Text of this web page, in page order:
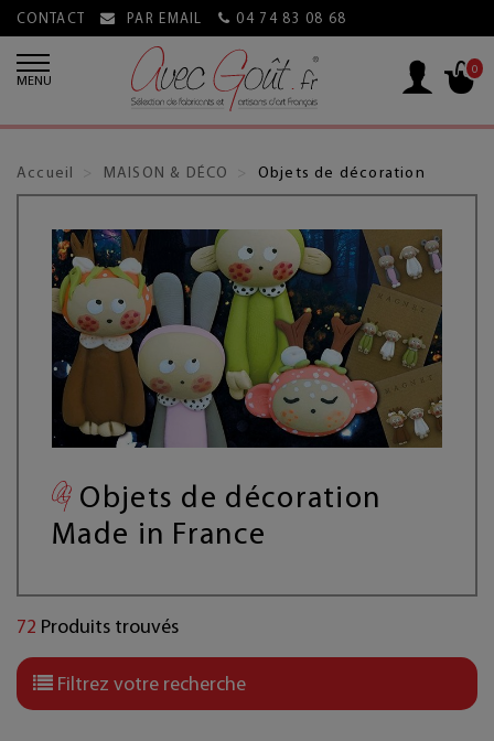
CONTACT PAR EMAIL 04 74 83 08 68
MENU
0
Accueil MAISON & DÉCO Objets de décoration
Objets de décoration
Made in France
72 Produits trouvés
Filtrez votre recherche